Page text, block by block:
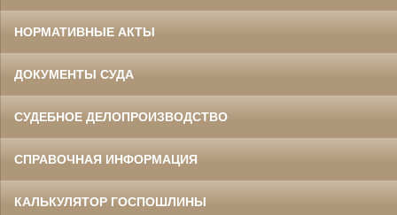
НОРМАТИВНЫЕ АКТЫ
ДОКУМЕНТЫ СУДА
СУДЕБНОЕ ДЕЛОПРОИЗВОДСТВО
СПРАВОЧНАЯ ИНФОРМАЦИЯ
КАЛЬКУЛЯТОР ГОСПОШЛИНЫ